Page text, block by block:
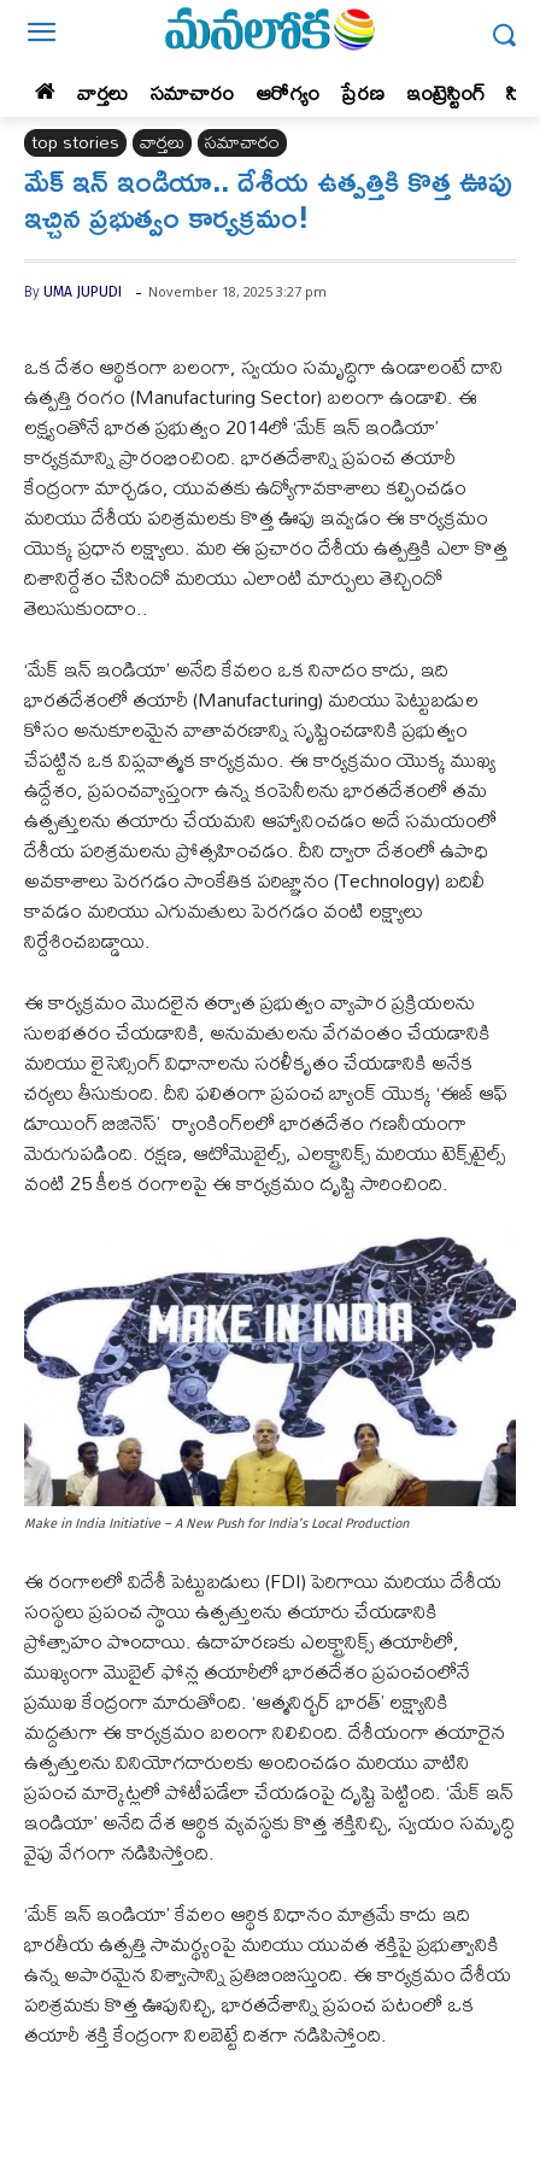
వార్తలు సమాచారం ఆరోగ్యం ప్రేర‌ణ‌ ఇంట్రెస్టింగ్‌
top stories వార్తలు సమాచారం
మేక్ ఇన్ ఇండియా.. దేశీయ ఉత్పత్తికి కొత్త ఊపు
ఇచ్చిన ప్రభుత్వం కార్యక్రమం!
By UMA JUPUDI - November 18, 2025 3:27 pm
ఒక దేశం ఆర్థికంగా బలంగా, స్వయం సమృద్ధిగా ఉండాలంటే దాని
ఉత్పత్తి రంగం (Manufacturing Sector) బలంగా ఉండాలి. ఈ
లక్ష్యంతోనే భారత ప్రభుత్వం 2014లో ‘మేక్ ఇన్ ఇండియా’
కార్యక్రమాన్ని ప్రారంభించింది. భారతదేశాన్ని ప్రపంచ తయారీ
కేంద్రంగా మార్చడం, యువతకు ఉద్యోగావకాశాలు కల్పించడం
మరియు దేశీయ పరిశ్రమలకు కొత్త ఊపు ఇవ్వడం ఈ కార్యక్రమం
యొక్క ప్రధాన లక్ష్యాలు. మరి ఈ ప్రచారం దేశీయ ఉత్పత్తికి ఎలా కొత్త
దిశానిర్దేశం చేసిందో మరియు ఎలాంటి మార్పులు తెచ్చిందో
తెలుసుకుందాం..
‘మేక్ ఇన్ ఇండియా’ అనేది కేవలం ఒక నినాదం కాదు, ఇది
భారతదేశంలో తయారీ (Manufacturing) మరియు పెట్టుబడుల
కోసం అనుకూలమైన వాతావరణాన్ని సృష్టించడానికి ప్రభుత్వం
చేపట్టిన ఒక విప్లవాత్మక కార్యక్రమం. ఈ కార్యక్రమం యొక్క ముఖ్య
ఉద్దేశం, ప్రపంచవ్యాప్తంగా ఉన్న కంపెనీలను భారతదేశంలో తమ
ఉత్పత్తులను తయారు చేయమని ఆహ్వానించడం అదే సమయంలో
దేశీయ పరిశ్రమలను ప్రోత్సహించడం. దీని ద్వారా దేశంలో ఉపాధి
అవకాశాలు పెరగడం సాంకేతిక పరిజ్ఞానం (Technology) బదిలీ
కావడం మరియు ఎగుమతులు పెరగడం వంటి లక్ష్యాలు
నిర్దేశించబడ్డాయి.
ఈ కార్యక్రమం మొదలైన తర్వాత ప్రభుత్వం వ్యాపార ప్రక్రియలను
సులభతరం చేయడానికి, అనుమతులను వేగవంతం చేయడానికి
మరియు లైసెన్సింగ్ విధానాలను సరళీకృతం చేయడానికి అనేక
చర్యలు తీసుకుంది. దీని ఫలితంగా ప్రపంచ బ్యాంక్ యొక్క ‘ఈజ్ ఆఫ్
డూయింగ్ బిజినెస్’ ర్యాంకింగ్‌లలో భారతదేశం గణనీయంగా
మెరుగుపడింది. రక్షణ, ఆటోమొబైల్స్, ఎలక్ట్రానిక్స్ మరియు టెక్స్‌టైల్స్
వంటి 25 కీలక రంగాలపై ఈ కార్యక్రమం దృష్టి సారించింది.
Make in India Initiative – A New Push for India’s Local Production
ఈ రంగాలలో విదేశీ పెట్టుబడులు (FDI) పెరిగాయి మరియు దేశీయ
సంస్థలు ప్రపంచ స్థాయి ఉత్పత్తులను తయారు చేయడానికి
ప్రోత్సాహం పొందాయి. ఉదాహరణకు ఎలక్ట్రానిక్స్ తయారీలో,
ముఖ్యంగా మొబైల్ ఫోన్ల తయారీలో భారతదేశం ప్రపంచంలోనే
ప్రముఖ కేంద్రంగా మారుతోంది. ‘ఆత్మనిర్భర్ భారత్’ లక్ష్యానికి
మద్దతుగా ఈ కార్యక్రమం బలంగా నిలిచింది. దేశీయంగా తయారైన
ఉత్పత్తులను వినియోగదారులకు అందించడం మరియు వాటిని
ప్రపంచ మార్కెట్లలో పోటీపడేలా చేయడంపై దృష్టి పెట్టింది. ‘మేక్ ఇన్
ఇండియా’ అనేది దేశ ఆర్థిక వ్యవస్థకు కొత్త శక్తినిచ్చి, స్వయం సమృద్ధి
వైపు వేగంగా నడిపిస్తోంది.
‘మేక్ ఇన్ ఇండియా’ కేవలం ఆర్థిక విధానం మాత్రమే కాదు ఇది
భారతీయ ఉత్పత్తి సామర్థ్యంపై మరియు యువత శక్తిపై ప్రభుత్వానికి
ఉన్న అపారమైన విశ్వాసాన్ని ప్రతిబింబిస్తుంది. ఈ కార్యక్రమం దేశీయ
పరిశ్రమకు కొత్త ఊపునిచ్చి, భారతదేశాన్ని ప్రపంచ పటంలో ఒక
తయారీ శక్తి కేంద్రంగా నిలబెట్టే దిశగా నడిపిస్తోంది.